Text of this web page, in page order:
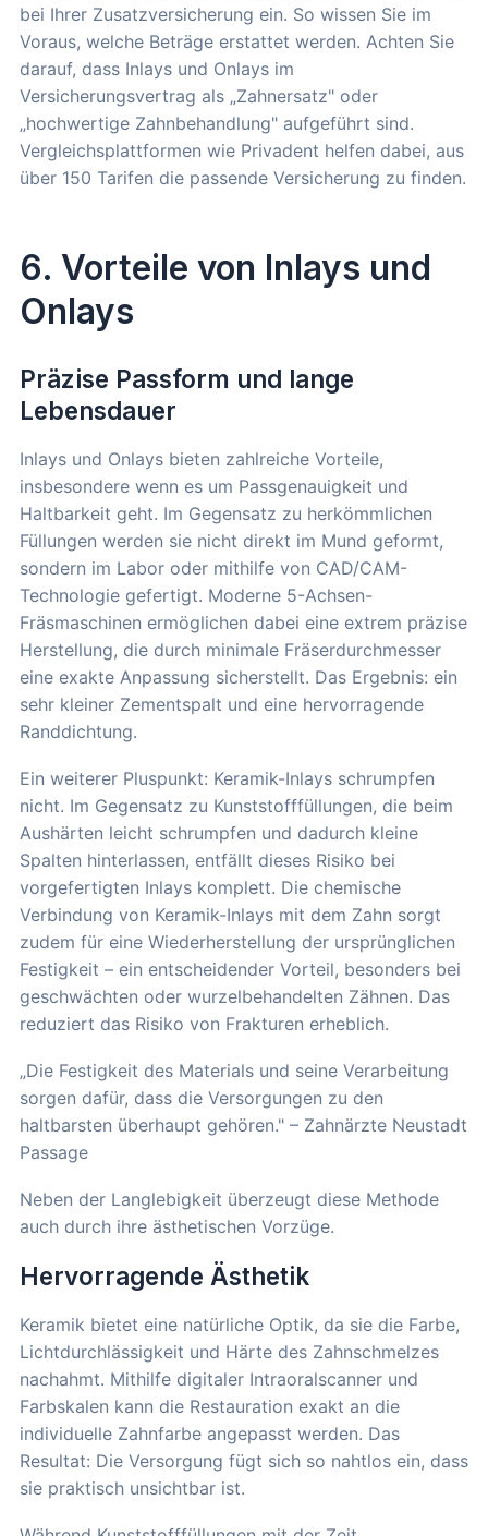
bei Ihrer Zusatzversicherung ein. So wissen Sie im
Voraus, welche Beträge erstattet werden. Achten Sie
darauf, dass Inlays und Onlays im
Versicherungsvertrag als „Zahnersatz" oder
„hochwertige Zahnbehandlung" aufgeführt sind.
Vergleichsplattformen wie Privadent helfen dabei, aus
über 150 Tarifen die passende Versicherung zu finden.
6. Vorteile von Inlays und
Onlays
Präzise Passform und lange
Lebensdauer
Inlays und Onlays bieten zahlreiche Vorteile,
insbesondere wenn es um Passgenauigkeit und
Haltbarkeit geht. Im Gegensatz zu herkömmlichen
Füllungen werden sie nicht direkt im Mund geformt,
sondern im Labor oder mithilfe von CAD/CAM-
Technologie gefertigt. Moderne 5-Achsen-
Fräsmaschinen ermöglichen dabei eine extrem präzise
Herstellung, die durch minimale Fräserdurchmesser
eine exakte Anpassung sicherstellt. Das Ergebnis: ein
sehr kleiner Zementspalt und eine hervorragende
Randdichtung.
Ein weiterer Pluspunkt: Keramik-Inlays schrumpfen
nicht. Im Gegensatz zu Kunststofffüllungen, die beim
Aushärten leicht schrumpfen und dadurch kleine
Spalten hinterlassen, entfällt dieses Risiko bei
vorgefertigten Inlays komplett. Die chemische
Verbindung von Keramik-Inlays mit dem Zahn sorgt
zudem für eine Wiederherstellung der ursprünglichen
Festigkeit – ein entscheidender Vorteil, besonders bei
geschwächten oder wurzelbehandelten Zähnen. Das
reduziert das Risiko von Frakturen erheblich.
„Die Festigkeit des Materials und seine Verarbeitung
sorgen dafür, dass die Versorgungen zu den
haltbarsten überhaupt gehören." – Zahnärzte Neustadt
Passage
Neben der Langlebigkeit überzeugt diese Methode
auch durch ihre ästhetischen Vorzüge.
Hervorragende Ästhetik
Keramik bietet eine natürliche Optik, da sie die Farbe,
Lichtdurchlässigkeit und Härte des Zahnschmelzes
nachahmt. Mithilfe digitaler Intraoralscanner und
Farbskalen kann die Restauration exakt an die
individuelle Zahnfarbe angepasst werden. Das
Resultat: Die Versorgung fügt sich so nahtlos ein, dass
sie praktisch unsichtbar ist.